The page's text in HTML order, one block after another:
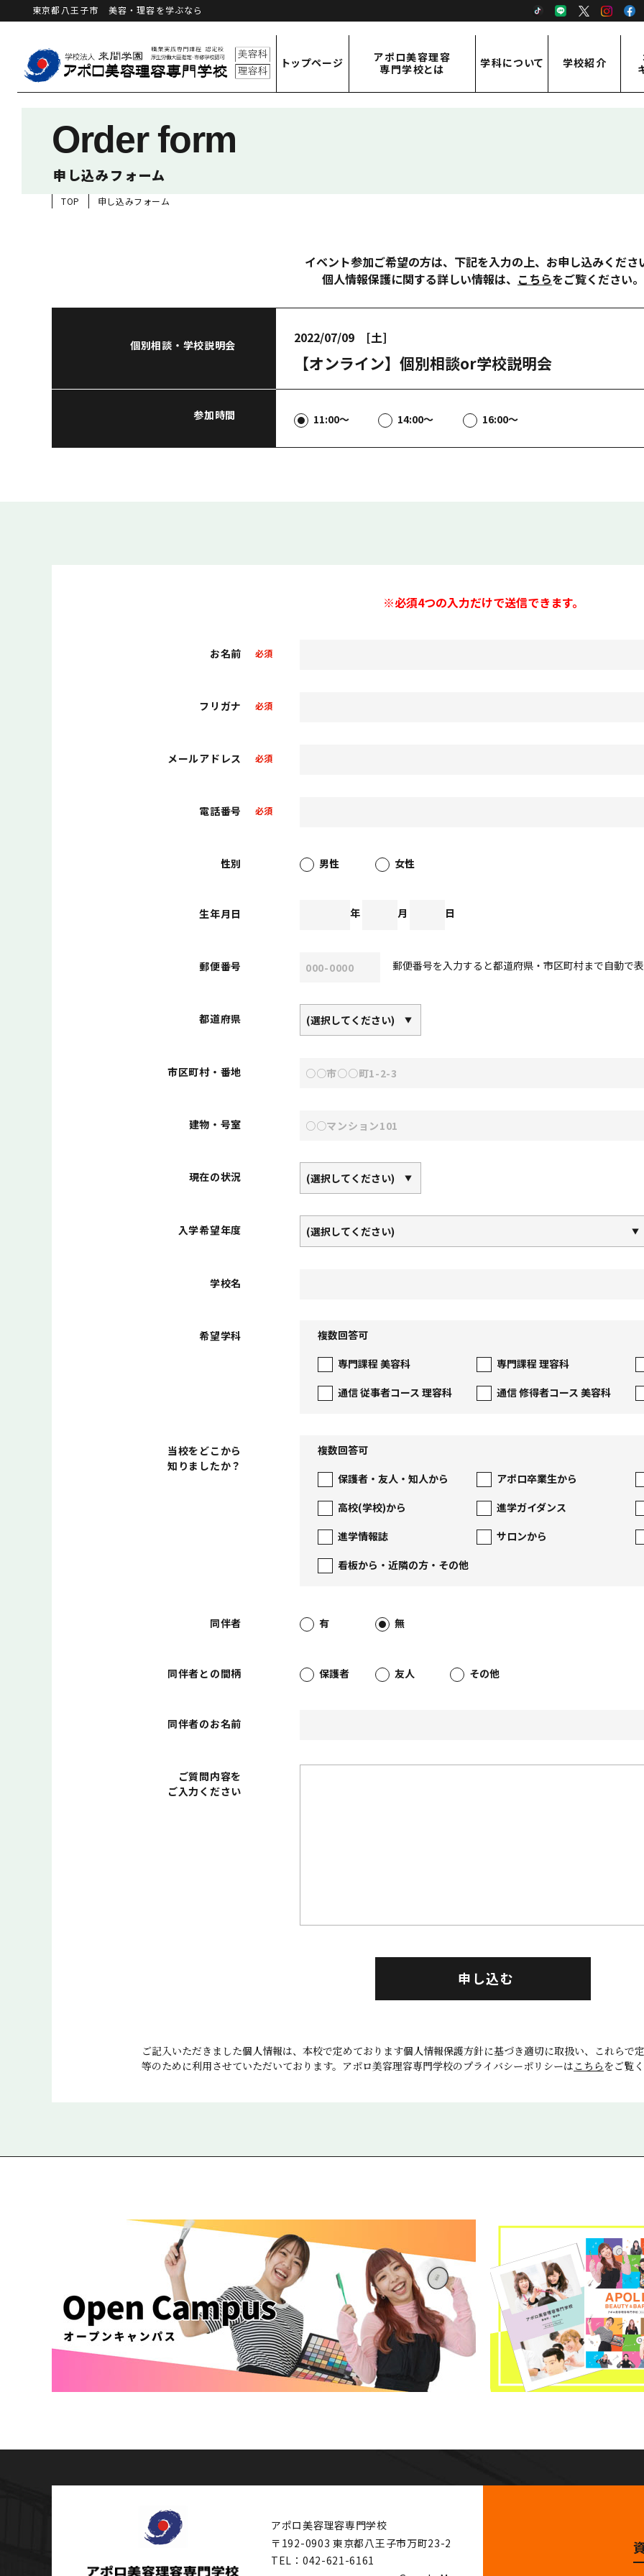
東京都八王子市 美容・理容を学ぶなら TikTokLINE X
トップページ
アポロ美容理容
専門学校とは
学科について 学校紹介
Order form
申し込みフォーム
TOP 申し込みフォーム
イベント参加ご希望の方は、下記を入力の上、お申し込みくださ
個人情報保護に関する詳しい情報は、 こちらをご覧ください。
個別相談・学校説明会 2022/07/09 [土]
【オンライン】個別相談or学校説明会
参加時間 11:00～ 14:00～ 16:00～
※必須4つの入力だけで送信できます。
お名前 必須
フリガナ 必須
メールアドレス 必須
電話番号 必須
性別 男性 女性
生年月日 年 月 日
郵便番号 郵便番号を入力すると都道府県・市区町村まで自動で
都道府県
市区町村・番地
建物・号室
現在の状況
入学希望年度
学校名
希望学科
複数回答可
専門課程 美容科
専門課程 理容科
通信 従事者コース 理容科
通信 修得者コース 美容科
当校をどこから
知りましたか？
複数回答可
保護者・友人・知人から
アポロ卒業生から
高校(学校)から
進学ガイダンス
進学情報誌
サロンから
看板から・近隣の方・その他
同伴者 有 無
同伴者との間柄 保護者 友人 その他
同伴者のお名前
ご質問内容を
ご入力ください
申し込む
ご記入いただきました個人情報は、本校で定めております個人情報保護方針に基づき適切に取扱い、これらで
等のために利用させていただいております。アポロ美容理容専門学校のプライバシーポリシーは こちら をご覧
アポロ美容理容専門学校
〒192-0903 東京都八王子市万町23-2
TEL：042-621-6161